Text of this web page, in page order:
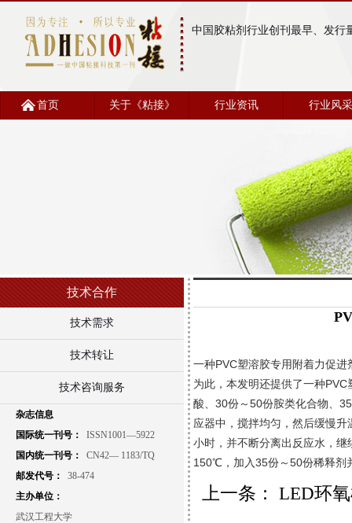
中国胶粘剂行业创刊最早、发行
首页 关于《粘接》 行业资讯 行业风采
技术合作
技术需求
技术转让
技术咨询服务
杂志信息
国际统一刊号：
ISSN1001—5922
国内统一刊号：
CN42— 1183/TQ
邮发代号：
38-474
主办单位：
武汉工程大学
一种PVC塑溶胶专用附着力促
为此，本发明还提供了一种
酸、30份～50份胺类化合物、
应器中，搅拌均匀，然后缓慢
小时，并不断分离出反应水，
150℃，加入35份～50份稀释剂
上一条： LED环